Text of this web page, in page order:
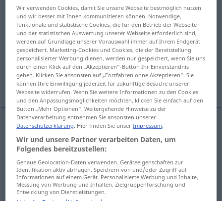
Übersicht aller Übersetzungen
(Für mehr Details die Übersetzung anklicken/antippen)
technologisch, gewerbekundlich, technisch
durch technische Fortschritte im
Produktionsverfahren bedingt
technologisch, gewerbekundlich,technisch
technological
Wir verwenden Cookies, damit Sie unsere Webseite bestmöglich nutzen
und wir besser mit Ihnen kommunizieren können. Notwendige,
funktionale und statistische Cookies, die für den Betrieb der Webseite
und der statistischen Auswertung unserer Webseite erforderlich sind,
werden auf Grundlage unserer Vorauswahl immer auf Ihrem Endgerät
gespeichert. Marketing-Cookies und Cookies, die der Bereitstellung
personalisierter Werbung dienen, werden nur gespeichert, wenn Sie uns
durch einen Klick auf den „Akzeptieren“-Button Ihr Einverständnis
geben. Klicken Sie ansonsten auf „Fortfahren ohne Akzeptieren“. Sie
können Ihre Einwilligung jederzeit für zukünftige Besuche unserer
Webseite widerrufen. Wenn Sie weitere Informationen zu den Cookies
und den Anpassungsmöglichkeiten möchten, klicken Sie einfach auf den
Button „Mehr Optionen“. Weitergehende Hinweise zu der
Datenverarbeitung entnehmen Sie ansonsten unserer
Datenschutzerklärung. Hier finden Sie unserImpressum.
Wir und unsere Partner verarbeiten Daten, um
Folgendes bereitzustellen:
Genaue Geolocation-Daten verwenden. Geräteeigenschaften zur
Identifikation aktiv abfragen. Speichern von und/oder Zugriff auf
Informationen auf einem Gerät. Personalisierte Werbung und Inhalte,
Messung von Werbung und Inhalten, Zielgruppenforschung und
Entwicklung von Dienstleistungen.